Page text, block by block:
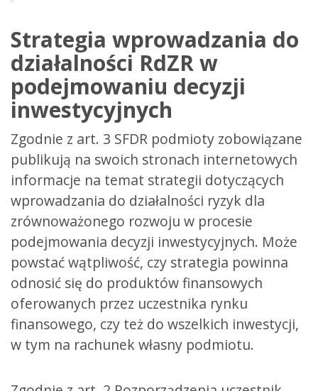
Strategia wprowadzania do
działalności RdZR w
podejmowaniu decyzji
inwestycyjnych
Zgodnie z art. 3 SFDR podmioty zobowiązane
publikują na swoich stronach internetowych
informacje na temat strategii dotyczących
wprowadzania do działalności ryzyk dla
zrównoważonego rozwoju w procesie
podejmowania decyzji inwestycyjnych. Może
powstać wątpliwość, czy strategia powinna
odnosić się do produktów finansowych
oferowanych przez uczestnika rynku
finansowego, czy też do wszelkich inwestycji,
w tym na rachunek własny podmiotu.